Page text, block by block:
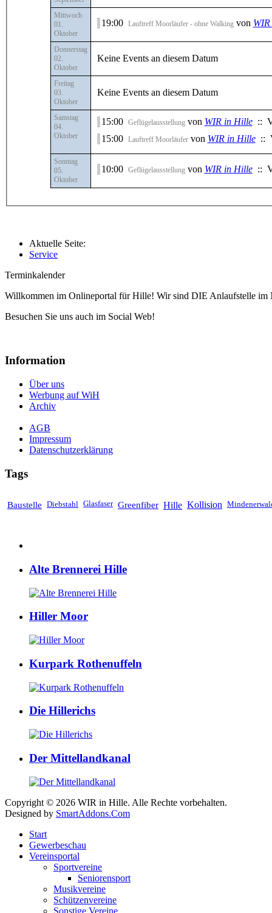
Mittwoch
01.
Oktober
19:00 Lauftreff Moorläufer - ohne Walking von
Donnerstag
02.
Oktober
Keine Events an diesem Datum
Freitag
03.
Oktober
Keine Events an diesem Datum
Samstag
04.
Oktober
15:00 Geflügelausstellung von WIR in Hille::
15:00 Lauftreff Moorläufervon WIR in Hille::
Sonntag
05.
Oktober
10:00 Geflügelausstellung von WIR in Hille::
Aktuelle Seite:
Service
Terminkalender
Willkommen im Onlineportal für Hille! Wir sind DIE Anlaufstelle im
Besuchen Sie uns auch im Social Web!
Information
Über uns
Werbung auf WiH
Archiv
AGB
Impressum
Datenschutzerklärung
Tags
Baustelle Diebstahl Glasfaser Greenfiber Hille Kollision
Alte Brennerei Hille
Hiller Moor
Kurpark Rothenuffeln
Die Hillerichs
Der Mittellandkanal
Copyright © 2026 WIR in Hille. Alle Rechte vorbehalten.
Designed by SmartAddons.Com
Start
Gewerbeschau
Vereinsportal
Sportvereine
Seniorensport
Musikvereine
Schützenvereine
Sonstige Vereine